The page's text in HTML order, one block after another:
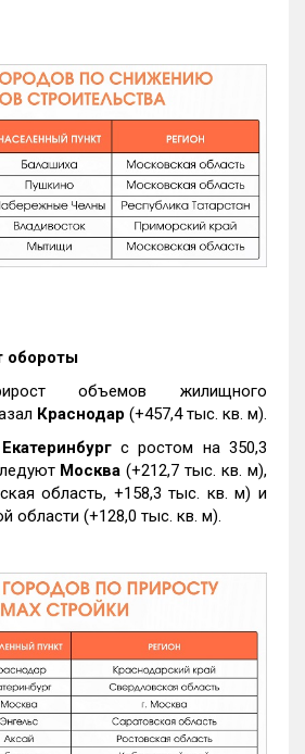
обороты
объемов жилищного
Краснодар (+457,4 тыс. кв. м).
Екатеринбургс ростом на 350,3
Москва (+212,7 тыс. кв. м),
область, +158,3 тыс. кв. м) и
области (+128,0 тыс. кв. м).